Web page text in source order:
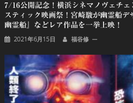
7/16公開記念！横浜シネマノヴェチェ
スティック映画祭！宮崎駿が幽霊船デ
幽霊船』などレア作品を一挙上映！
2021年6月15日 福谷修